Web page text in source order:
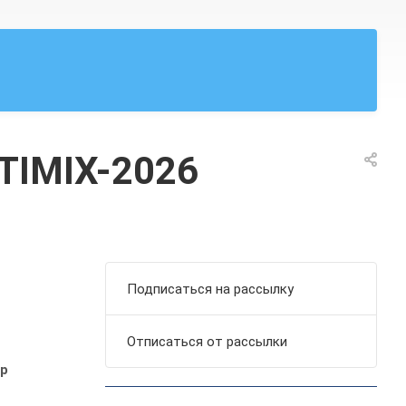
2026
Подписаться на рассылку
Отписаться от рассылки